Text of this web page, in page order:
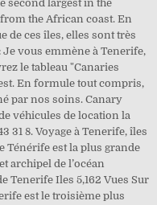
second largest in the
the African coast. En
de ces îles, elles sont très
Je vous emmène à Tenerife,
le tableau "Canaries
En formule tout compris,
par nos soins. Canary
véhicules de location la
31 8. Voyage à Tenerife, îles
Ténérife est la plus grande
archipel de l’océan
Tenerife Iles 5,162 Vues Sur
est le troisième plus